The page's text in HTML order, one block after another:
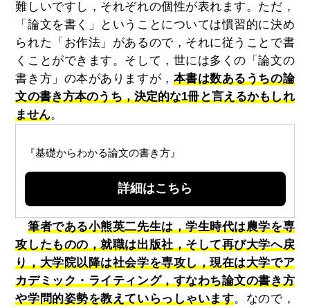
難しいですし，それぞれの個性が表れます。ただ，
「論文を書く」ということについては慣習的に決め
られた「お作法」があるので，それに従うことで書
くことができます。そして，世には多くの「論文の
書き方」の本がありますが， 本書は数あるうちの論
文の書き方本のうち，決定的な1冊と言えるかもしれ
ません。
『基礎からわかる論文の書き方』
詳細はこちら
筆者である小熊英二先生は，学生時代は農学を専
攻したものの，就職は出版社，そして再び大学へ戻
り，大学院以降は社会学を専攻し，現在は大学でア
カデミック・ライティング，すなわち論文の書き方
や学問的姿勢を教えていらっしゃいます。なので，